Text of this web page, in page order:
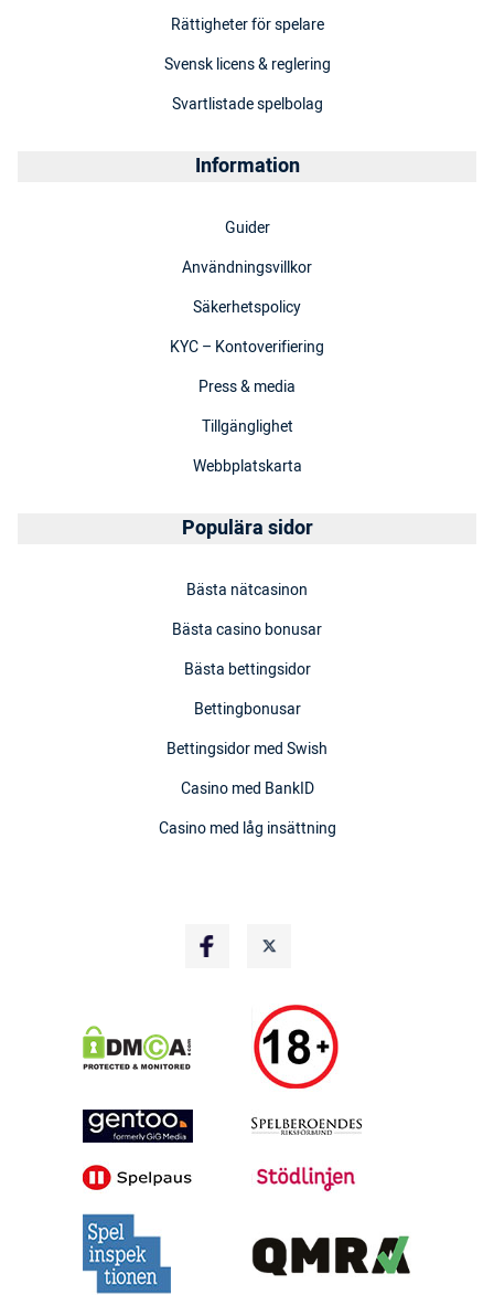
Rättigheter för spelare
Svensk licens & reglering
Svartlistade spelbolag
Information
Guider
Användningsvillkor
Säkerhetspolicy
KYC – Kontoverifiering
Press & media
Tillgänglighet
Webbplatskarta
Populära sidor
Bästa nätcasinon
Bästa casino bonusar
Bästa bettingsidor
Bettingbonusar
Bettingsidor med Swish
Casino med BankID
Casino med låg insättning